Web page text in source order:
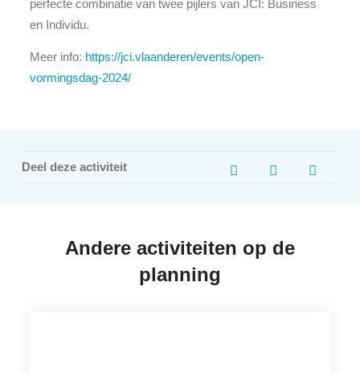
perfecte combinatie van twee pijlers van JCI: Business
en Individu.
Meer info: https://jci.vlaanderen/events/open-
vormingsdag-2024/
Deel deze activiteit
Andere activiteiten op de
planning